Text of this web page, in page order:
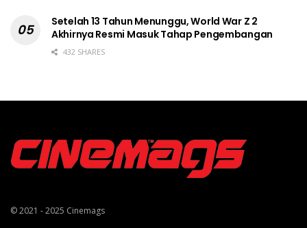
Setelah 13 Tahun Menunggu, World War Z 2
Akhirnya Resmi Masuk Tahap Pengembangan
432 SHARES
© 2021 - 2025 Cinemags